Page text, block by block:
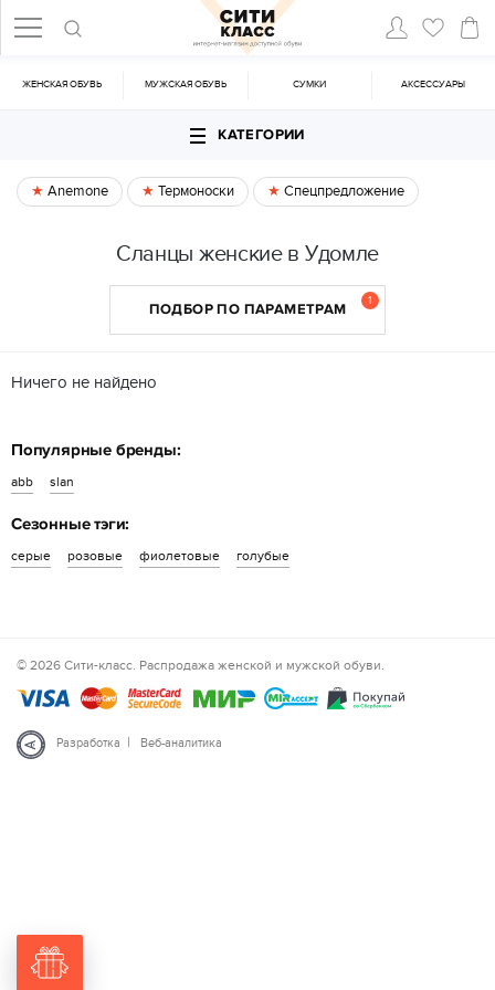
ЖЕНСКАЯ ОБУВЬ МУЖСКАЯ ОБУВЬ CУМКИ АКСЕССУАРЫ
КАТЕГОРИИ
Anemone Термоноски Спецпредложение
Сланцы женские в Удомле
ПОДБОР ПО ПАРАМЕТРАМ 1
Ничего не найдено
Популярные бренды:
abb slan
Сезонные тэги:
серые розовые фиолетовые голубые
© 2026 Сити-класс. Распродажа женской и мужской обуви.
Разработка | Веб-аналитика